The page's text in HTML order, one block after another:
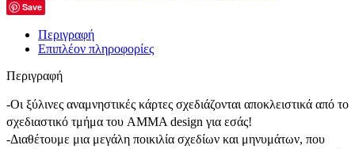
Save
Περιγραφή
Επιπλέον πληροφορίες
Περιγραφή
-Οι ξύλινες αναμνηστικές κάρτες σχεδιάζονται αποκλειστικά από το
σχεδιαστικό τμήμα του AMMA design για εσάς!
-Διαθέτουμε μια μεγάλη ποικιλία σχεδίων και μηνυμάτων, που